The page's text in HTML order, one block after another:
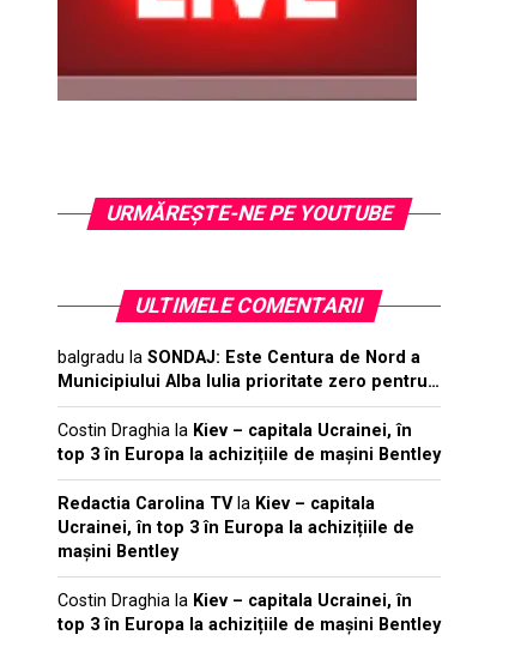
URMĂREŞTE-NE PE YOUTUBE
ULTIMELE COMENTARII
balgradu la SONDAJ: Este Centura de Nord a
Municipiului Alba Iulia prioritate zero pentru…
Costin Draghia la Kiev – capitala Ucrainei, în
top 3 în Europa la achizițiile de mașini Bentley
Redactia Carolina TVla Kiev – capitala
Ucrainei, în top 3 în Europa la achizițiile de
mașini Bentley
Costin Draghia la Kiev – capitala Ucrainei, în
top 3 în Europa la achizițiile de mașini Bentley